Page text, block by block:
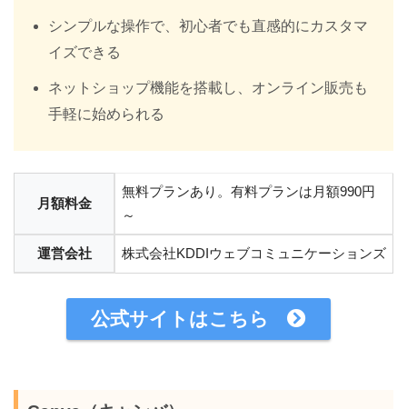
シンプルな操作で、初心者でも直感的にカスタマ
イズできる
ネットショップ機能を搭載し、オンライン販売も
手軽に始められる
月額料金
無料プランあり。有料プランは月額990円
～
運営会社 株式会社KDDIウェブコミュニケーションズ
公式サイトはこちら